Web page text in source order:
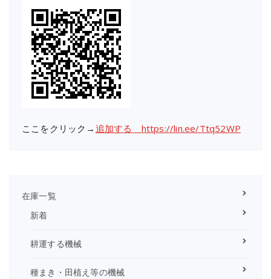
ここをクリック→ 追加する https://lin.ee/Ttq52WP
在庫一覧
新着
耕運する機械
種まき・田植え等の機械